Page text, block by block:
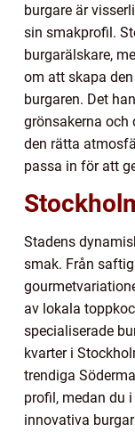
burgare är
sin smakprofil.
burgarälskare,
om att skapa
burgaren. Det
grönsakerna och
den rätta
passa in för att
Stadens
smak. Från
av lokala
specialiserade
kvarter i
trendiga
profil, medan du
innovativa